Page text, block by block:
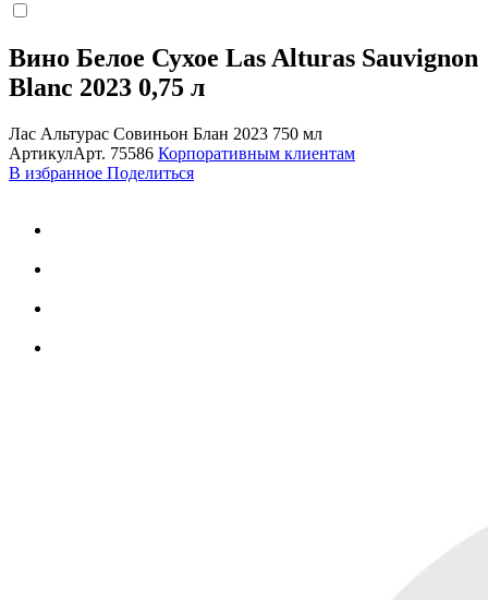
Вино Белое Сухое Las Alturas Sauvignon
Blanc 2023 0,75 л
Лас Альтурас Совиньон Блан 2023 750 мл
АртикулАрт. 75586 Корпоративным клиентам
В избранное Поделиться